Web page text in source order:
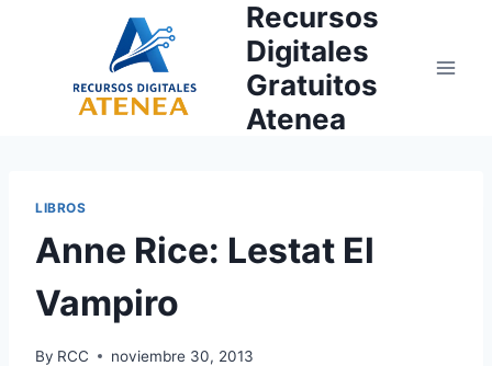
Recursos
Digitales
Gratuitos
Atenea
LIBROS
Anne Rice: Lestat El
Vampiro
By RCC noviembre 30, 2013